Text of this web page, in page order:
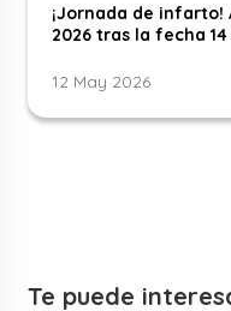
¡Jornada de infarto!
2026 tras la fecha 14
12 May 2026
Te puede